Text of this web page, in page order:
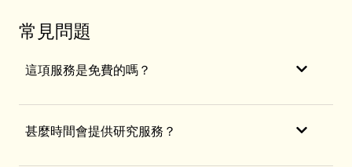
常見問題
這項服務是免費的嗎？
甚麼時間會提供研究服務？